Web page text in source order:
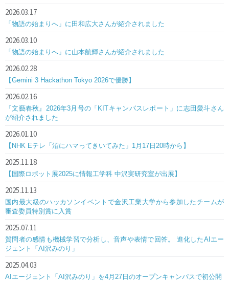
2026.03.17
「物語の始まりへ」に田和広大さんが紹介されました
2026.03.10
「物語の始まりへ」に山本航輝さんが紹介されました
2026.02.28
【Gemini 3 Hackathon Tokyo 2026で優勝】
2026.02.16
『文藝春秋』2026年3月号の「KITキャンパスレポート」に志田愛斗さん
が紹介されました
2026.01.10
【NHK Eテレ「沼にハマってきいてみた」1月17日20時から】
2025.11.18
【国際ロボット展2025に情報工学科 中沢実研究室が出展】
2025.11.13
国内最大級のハッカソンイベントで金沢工業大学から参加したチームが
審査委員特別賞に入賞
2025.07.11
質問者の感情も機械学習で分析し、音声や表情で回答。 進化したAIエー
ジェント「AI沢みのり」
2025.04.03
AIエージェント「AI沢みのり」を4月27日のオープンキャンパスで初公開